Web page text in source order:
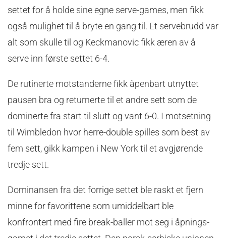
settet for å holde sine egne serve-games, men fikk
også mulighet til å bryte en gang til. Et servebrudd var
alt som skulle til og Keckmanovic fikk æren av å
serve inn første settet 6-4.
De rutinerte motstanderne fikk åpenbart utnyttet
pausen bra og returnerte til et andre sett som de
dominerte fra start til slutt og vant 6-0. I motsetning
til Wimbledon hvor herre-double spilles som best av
fem sett, gikk kampen i New York til et avgjørende
tredje sett.
Dominansen fra det forrige settet ble raskt et fjern
minne for favorittene som umiddelbart ble
konfrontert med fire break-baller mot seg i åpnings-